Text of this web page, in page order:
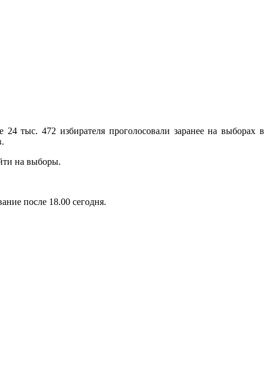
24 тыс. 472 избирателя проголосовали заранее на выборах в
на выборы.
после 18.00 сегодня.